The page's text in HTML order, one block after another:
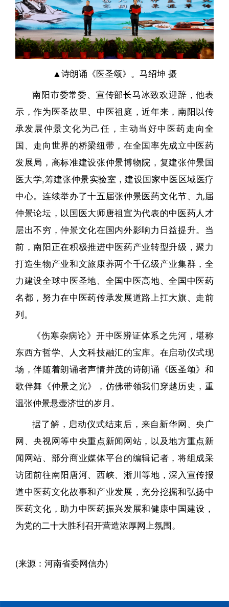
▲诗朗诵《医圣颂》。马绍坤 摄
南阳市委常委、宣传部长马冰致欢迎辞，他表
示，作为医圣故里、中医祖庭，近年来，南阳以传
承发展仲景文化为己任，主动当好中医药走向全
国、走向世界的桥梁纽带，在全国率先成立中医药
发展局，高标准建设张仲景博物院，复建张仲景国
医大学,筹建张仲景实验室，建设国家中医区域医疗
中心。连续举办了十五届张仲景医药文化节、九届
仲景论坛，以国医大师唐祖宣为代表的中医药人才
层出不穷，仲景文化在国内外影响力日益提升。当
前，南阳正在积极推进中医药产业转型升级，聚力
打造生物产业和文旅康养两个千亿级产业集群，全
力建设全球中医圣地、全国中医高地、全国中医药
名都，努力在中医药传承发展道路上扛大旗、走前
列。
《伤寒杂病论》开中医辨证体系之先河，堪称
东西方哲学、人文科技融汇的宝库。在启动仪式现
场，伴随着朗诵者声情并茂的诗朗诵《医圣颂》和
歌伴舞《仲景之光》，仿佛带领我们穿越历史，重
温张仲景悬壶济世的岁月。
据了解，启动仪式结束后，来自新华网、央广
网、央视网等中央重点新闻网站，以及地方重点新
闻网站、部分商业媒体平台的编辑记者，将组成采
访团前往南阳唐河、西峡、淅川等地，深入宣传报
道中医药文化故事和产业发展，充分挖掘和弘扬中
医药文化，助力中医药振兴发展和健康中国建设，
为党的二十大胜利召开营造浓厚网上氛围。
(来源：河南省委网信办)